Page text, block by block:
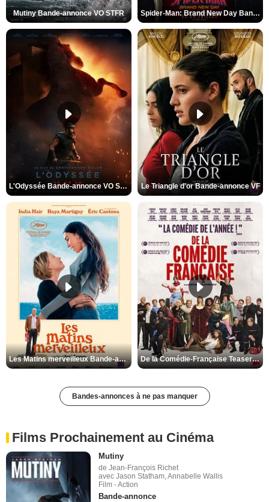
Mutiny Bande-annonce VO STFR Spider-Man: Brand New Day Bande-annonce VO STFR
L'Odyssée Bande-annonce VO STFR Le Triangle d'or Bande-annonce VF
Les Matins merveilleux Bande-annonce VF De la Comédie-Française Teaser VF
Bandes-annonces à ne pas manquer
Films Prochainement au Cinéma
Mutiny
de Jean-François Richet
avec Jason Statham, Annabelle Wallis
Film - Action
Bande-annonce